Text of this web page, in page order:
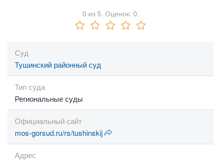
0 из 5. Оценок: 0.
Суд
Тушинский районный суд
Тип суда
Региональные суды
Официальный сайт
mos-gorsud.ru/rs/tushinskij
Адрес